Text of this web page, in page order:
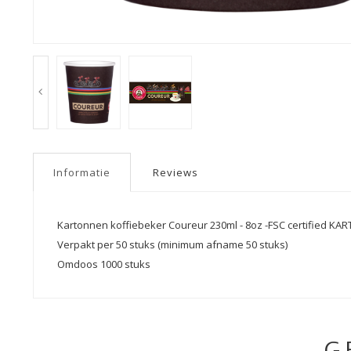
Informatie Reviews
Kartonnen koffiebeker Coureur 230ml - 8oz -FSC certified
Verpakt per 50 stuks (minimum afname 50 stuks)
Omdoos 1000 stuks